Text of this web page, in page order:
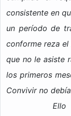
consistente en
un período de
conforme reza
que no le asiste
los primeros
Convivir no
Ello